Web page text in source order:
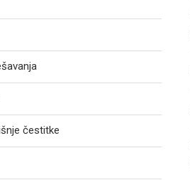
čestitke